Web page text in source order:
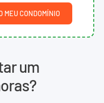
MEU CONDOMÍNIO
um